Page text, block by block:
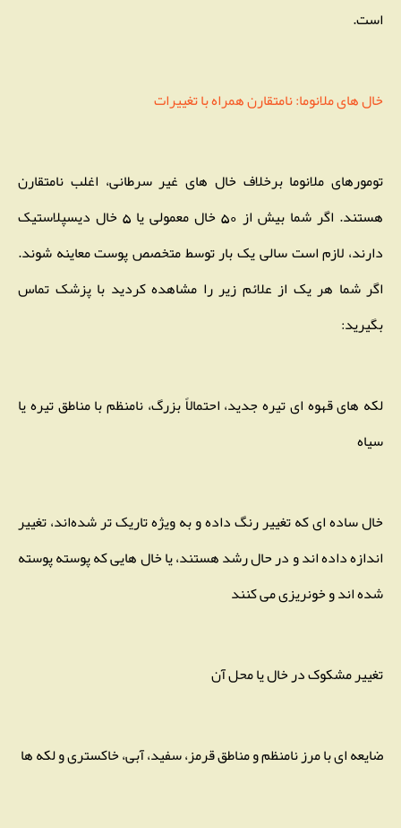
است.
خال های ملانوما: نامتقارن همراه با تغییرات
تومورهای ملانوما برخلاف خال های غیر سرطانی، اغلب نامتقارن
هستند. اگر شما بیش از 50 خال معمولی یا 5 خال دیسپلاستیک
دارند، لازم است سالی یک بار توسط متخصص پوست معاینه شوند.
اگر شما هر یک از علائم زیر را مشاهده کردید با پزشک تماس
بگیرید:
لکه های قهوه ای تیره جدید، احتمالاً بزرگ، نامنظم با مناطق تیره یا
سیاه
خال ساده ای که تغییر رنگ داده و به ویژه تاریک تر شده‌اند، تغییر
اندازه داده اند و در حال رشد هستند، یا خال هایی که پوسته پوسته
شده اند و خونریزی می کنند
تغییر مشکوک در خال یا محل آن
ضایعه ای با مرز نامنظم و مناطق قرمز، سفید، آبی، خاکستری و لکه ها